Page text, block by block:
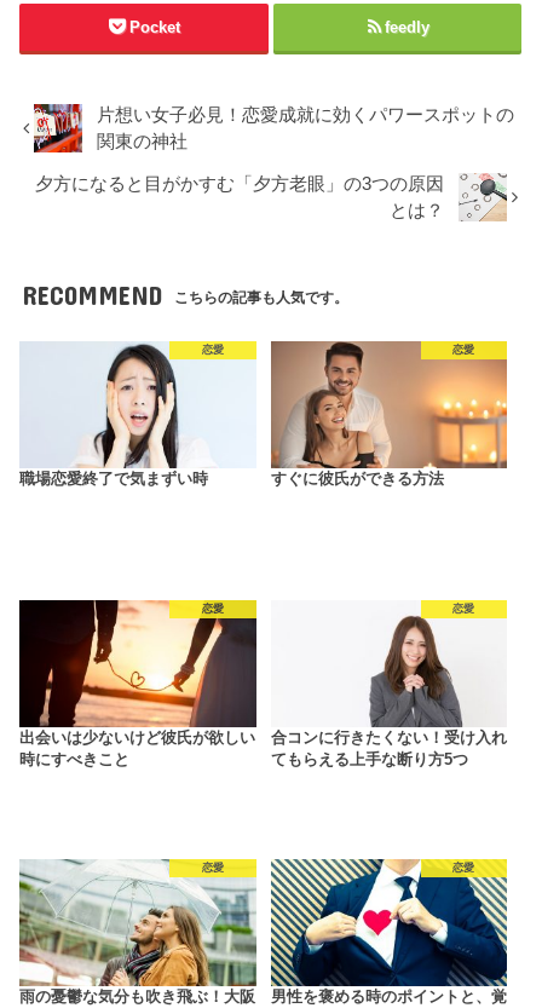
Pocket feedly
片想い女子必見！恋愛成就に効くパワースポットの
関東の神社
夕方になると目がかすむ「夕方老眼」の3つの原因
とは？
RECOMMEND こちらの記事も人気です。
恋愛
職場恋愛終了で気まずい時
恋愛
すぐに彼氏ができる方法
恋愛
出会いは少ないけど彼氏が欲しい
時にすべきこと
恋愛
合コンに行きたくない！受け入れ
てもらえる上手な断り方5つ
恋愛
雨の憂鬱な気分も吹き飛ぶ！大阪
恋愛
男性を褒める時のポイントと、覚